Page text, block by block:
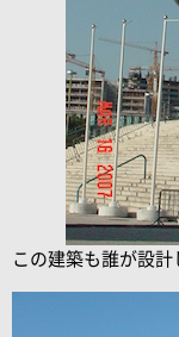
この建築も誰が設計